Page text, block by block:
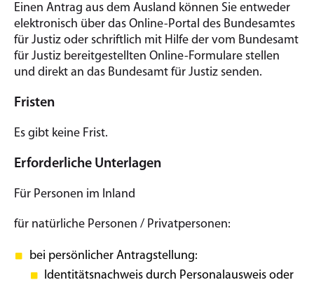
Einen Antrag aus dem Ausland können Sie entweder
elektronisch über das Online-Portal des Bundesamtes
für Justiz oder schriftlich mit Hilfe der vom Bundesamt
für Justiz bereitgestellten Online-Formulare stellen
und direkt an das Bundesamt für Justiz senden.
Fristen
Es gibt keine Frist.
Erforderliche Unterlagen
Für Personen im Inland
für natürliche Personen / Privatpersonen:
bei persönlicher Antragstellung:
Identitätsnachweis durch Personalausweis oder